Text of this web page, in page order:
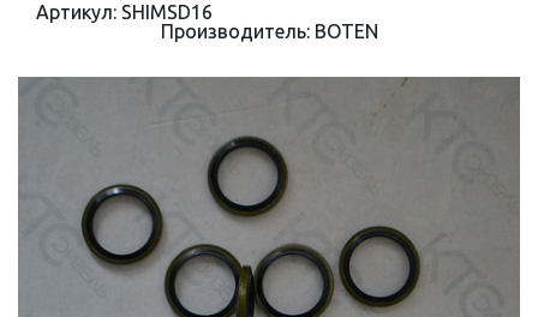
Артикул: SHIMSD16
Производитель: BOTEN